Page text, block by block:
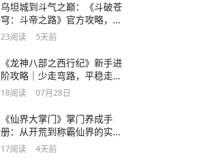
乌坦城到斗气之巅：《斗破苍
穹：斗帝之路》官方攻略，助
力斗帝！
23阅读 5天前
《龙神八部之西行纪》新手进
阶攻略｜少走弯路，平稳走完
西行之路
18阅读 07月28日
《仙界大掌门》掌门养成手
册：从开荒到称霸仙界的实战
攻略
17阅读 4天前